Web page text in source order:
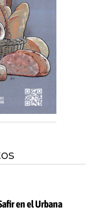
en el Urbana